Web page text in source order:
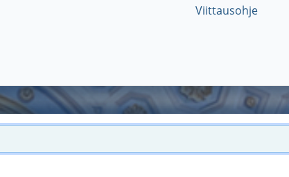
Viittausohje